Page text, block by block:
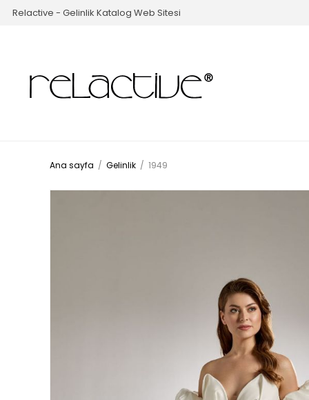
Relactive - Gelinlik Katalog Web Sitesi
Ana sayfa / Gelinlik / 1949